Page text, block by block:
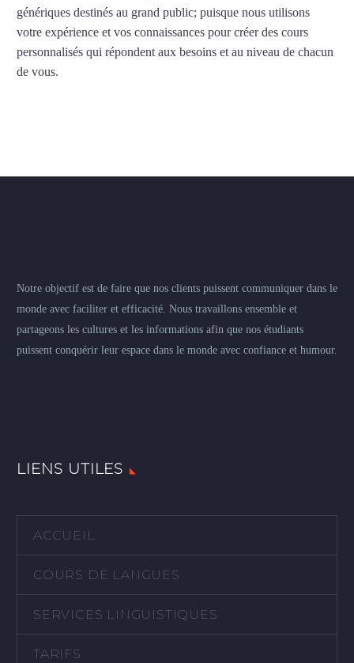
génériques destinés au grand public; puisque nous utilisons
votre expérience et vos connaissances pour créer des cours
personnalisés qui répondent aux besoins et au niveau de chacun
de vous.
Notre objectif est de faire que nos clients puissent communiquer dans le
monde avec faciliter et efficacité. Nous travaillons ensemble et
partageons les cultures et les informations afin que nos étudiants
puissent conquérir leur espace dans le monde avec confiance et humour.
LIENS UTILES
ACCUEIL
COURS DE LANGUES
SERVICES LINGUISTIQUES
TARIFS